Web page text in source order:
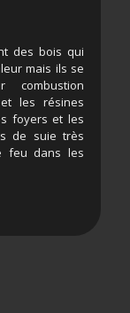
des bois qui
mais ils se
combustion
les résines
foyers et les
de suie très
feu dans les